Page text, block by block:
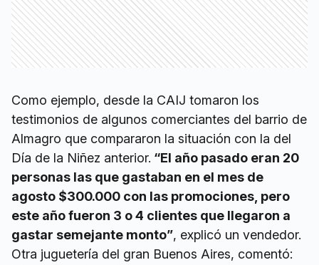
Como ejemplo, desde la CAIJ tomaron los
testimonios de algunos comerciantes del barrio de
Almagro que compararon la situación con la del
Día de la Niñez anterior. “El año pasado eran 20
personas las que gastaban en el mes de
agosto $300.000 con las promociones, pero
este año fueron 3 o 4 clientes que llegaron a
gastar semejante monto”, explicó un vendedor.
Otra juguetería del gran Buenos Aires, comentó: